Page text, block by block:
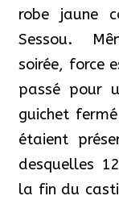
robe jaune
Sessou.
soirée, force
passé pour
guichet
étaient
desquelles
la fin du